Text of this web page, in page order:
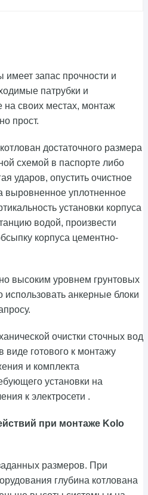
имеет запас прочности и
патрубки и
на своих местах, монтаж
прост.
достаточного размера
схемой в паспорте либо
ударов, опустить очистное
выровненное уплотненное
установки корпуса
водой, произвести
корпуса цементно-
высоким уровнем грунтовых
анкерные блоки
очистки сточных вод
виде готового к монтажу
и комплекта
установки на
к электросети .
при монтаже Kolo
размеров. При
глубина котлована